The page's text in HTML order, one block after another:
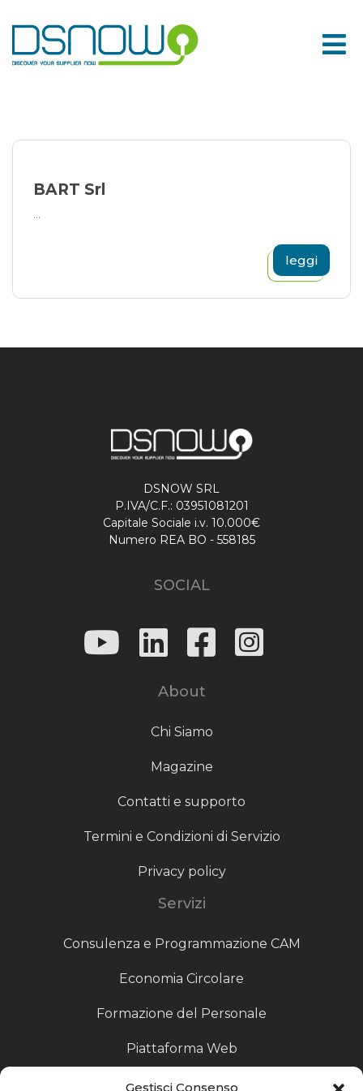
Gestisci Consenso
to
content
BART Srl
...
leggi
DSNOW SRL
P.IVA/C.F.: 03951081201
Capitale Sociale i.v. 10.000€
Numero REA BO - 558185
SOCIAL
About
Chi Siamo
Magazine
Contatti e supporto
Termini e Condizioni di Servizio
Privacy policy
Servizi
Consulenza e Programmazione CAM
Economia Circolare
Formazione del Personale
Piattaforma Web
Scouting fornitori